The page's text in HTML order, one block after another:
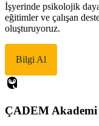
İşyerinde psikolojik
eğitimler ve çalışan
oluşturuyoruz.
Bilgi Al
ÇADEM Akademi